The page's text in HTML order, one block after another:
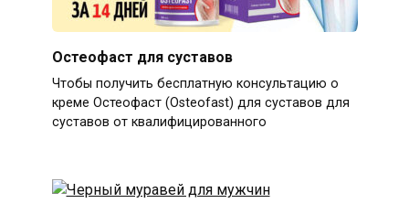
Остеофаст для суставов
Чтобы получить бесплатную консультацию о
креме Остеофаст (Osteofast) для суставов для
суставов от квалифицированного